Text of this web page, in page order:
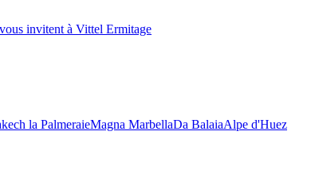
invitent à Vittel Ermitage
la PalmeraieMagna MarbellaDa BalaiaAlpe d'Huez